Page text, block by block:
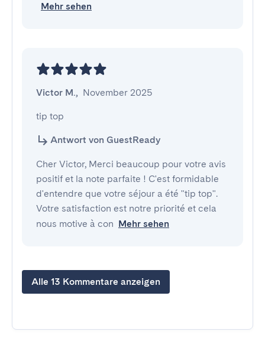
Mehr sehen
Victor M., November 2025
tip top
Antwort von GuestReady
Cher Victor, Merci beaucoup pour votre avis
positif et la note parfaite ! C'est formidable
d'entendre que votre séjour a été "tip top".
Votre satisfaction est notre priorité et cela
nous motive à con Mehr sehen
Alle 13 Kommentare anzeigen